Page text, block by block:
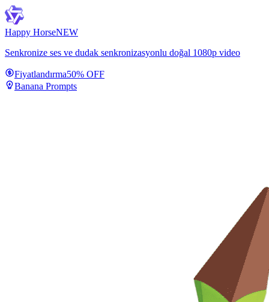
Happy HorseNEW
Senkronize ses ve dudak senkronizasyonlu doğal 1080p video
Fiyatlandırma50% OFF
Banana Prompts